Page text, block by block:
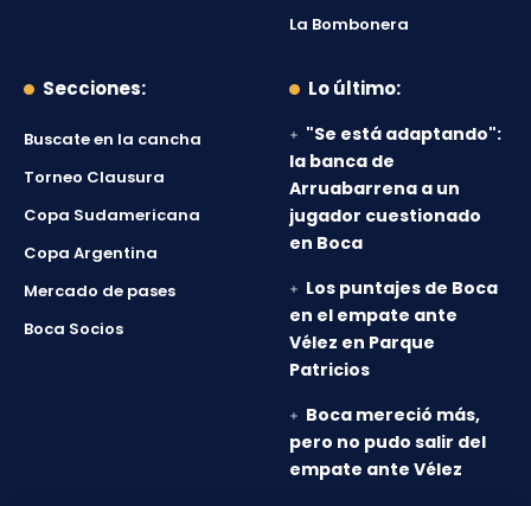
La Bombonera
Secciones:
Buscate en la cancha
Torneo Clausura
Copa Sudamericana
Copa Argentina
Mercado de pases
Boca Socios
Lo último:
"Se está adaptando":
la banca de
Arruabarrena a un
jugador cuestionado
en Boca
Los puntajes de Boca
en el empate ante
Vélez en Parque
Patricios
Boca mereció más,
pero no pudo salir del
empate ante Vélez